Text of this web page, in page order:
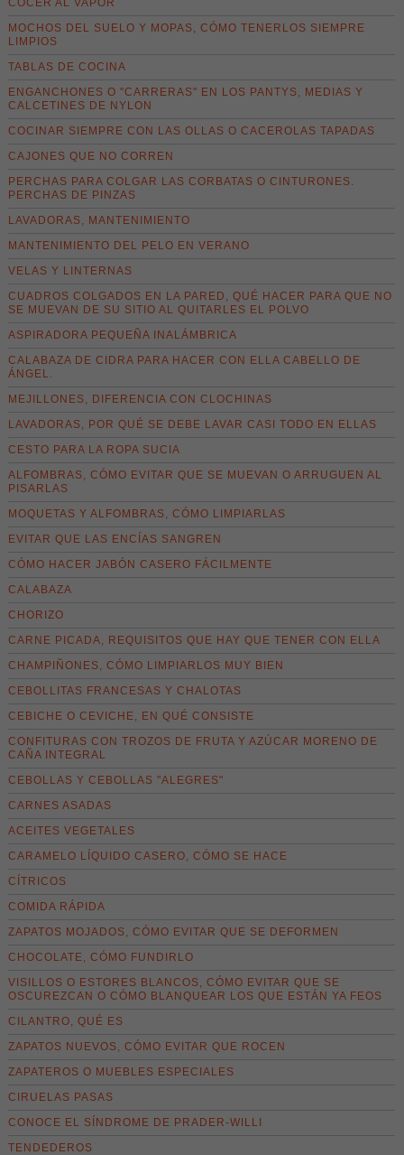
COCER AL VAPOR
MOCHOS DEL SUELO Y MOPAS, CÓMO TENERLOS SIEMPRE
LIMPIOS
TABLAS DE COCINA
ENGANCHONES O "CARRERAS" EN LOS PANTYS, MEDIAS Y
CALCETINES DE NYLON
COCINAR SIEMPRE CON LAS OLLAS O CACEROLAS TAPADAS
CAJONES QUE NO CORREN
PERCHAS PARA COLGAR LAS CORBATAS O CINTURONES.
PERCHAS DE PINZAS
LAVADORAS, MANTENIMIENTO
MANTENIMIENTO DEL PELO EN VERANO
VELAS Y LINTERNAS
CUADROS COLGADOS EN LA PARED, QUÉ HACER PARA QUE NO
SE MUEVAN DE SU SITIO AL QUITARLES EL POLVO
ASPIRADORA PEQUEÑA INALÁMBRICA
CALABAZA DE CIDRA PARA HACER CON ELLA CABELLO DE
ÁNGEL.
MEJILLONES, DIFERENCIA CON CLOCHINAS
LAVADORAS, POR QUÉ SE DEBE LAVAR CASI TODO EN ELLAS
CESTO PARA LA ROPA SUCIA
ALFOMBRAS, CÓMO EVITAR QUE SE MUEVAN O ARRUGUEN AL
PISARLAS
MOQUETAS Y ALFOMBRAS, CÓMO LIMPIARLAS
EVITAR QUE LAS ENCÍAS SANGREN
CÓMO HACER JABÓN CASERO FÁCILMENTE
CALABAZA
CHORIZO
CARNE PICADA, REQUISITOS QUE HAY QUE TENER CON ELLA
CHAMPIÑONES, CÓMO LIMPIARLOS MUY BIEN
CEBOLLITAS FRANCESAS Y CHALOTAS
CEBICHE O CEVICHE, EN QUÉ CONSISTE
CONFITURAS CON TROZOS DE FRUTA Y AZÚCAR MORENO DE
CAÑA INTEGRAL
CEBOLLAS Y CEBOLLAS "ALEGRES"
CARNES ASADAS
ACEITES VEGETALES
CARAMELO LÍQUIDO CASERO, CÓMO SE HACE
CÍTRICOS
COMIDA RÁPIDA
ZAPATOS MOJADOS, CÓMO EVITAR QUE SE DEFORMEN
CHOCOLATE, CÓMO FUNDIRLO
VISILLOS O ESTORES BLANCOS, CÓMO EVITAR QUE SE
OSCUREZCAN O CÓMO BLANQUEAR LOS QUE ESTÁN YA FEOS
CILANTRO, QUÉ ES
ZAPATOS NUEVOS, CÓMO EVITAR QUE ROCEN
ZAPATEROS O MUEBLES ESPECIALES
CIRUELAS PASAS
CONOCE EL SÍNDROME DE PRADER-WILLI
TENDEDEROS